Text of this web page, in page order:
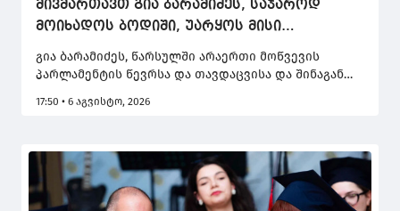
მივმართავთ გია ბარამიძეს, საჯაროდ
მოიხადოს ბოდიში, უარყოს მისი
გავრცელებული დაუდასტურებელი
ინფორმაცია, ან წარმოადგინოს
გია ბარამიძეს, წარსულში არაერთი მოწვევის
პარლამენტის წევრსა და თავდაცვისა და შინაგან
გაკეთებისას, გაცილებით მაღალი პასუხისმგებლობა
სახელმწიფო სამსახურის განცხადებაშია ნათქვამი,
რომლითაც გია ბარამიძის მიერ გაკეთებულ
განცხადებას ეხმაურებიან.
17:50 • 6 აგვისტო, 2026